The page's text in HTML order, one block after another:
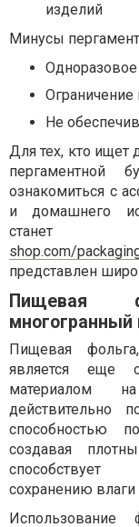
изделий
Минусы
Ограничение
Не
Для тех, кто ищет
пергаментной
ознакомиться с
и домашнего
станет
shop.com/
представлен
Пищевая
многогранный
Пищевая
является еще
материалом
действительно
способностью
создавая
способствует
сохранению
Использование